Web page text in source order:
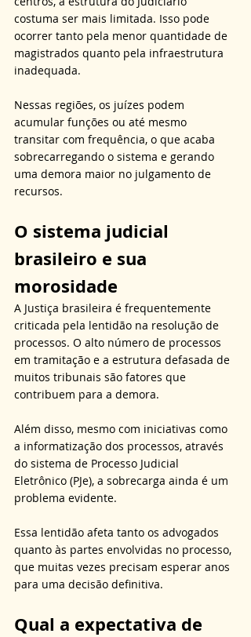
costuma ser mais limitada. Isso pode
ocorrer tanto pela menor quantidade de
magistrados quanto pela infraestrutura
inadequada.
Nessas regiões, os juízes podem
acumular funções ou até mesmo
transitar com frequência, o que acaba
sobrecarregando o sistema e gerando
uma demora maior no julgamento de
recursos.
O sistema judicial
brasileiro e sua
morosidade
A Justiça brasileira é frequentemente
criticada pela lentidão na resolução de
processos. O alto número de processos
em tramitação e a estrutura defasada de
muitos tribunais são fatores que
contribuem para a demora.
Além disso, mesmo com iniciativas como
a informatização dos processos, através
do sistema de Processo Judicial
Eletrônico (PJe), a sobrecarga ainda é um
problema evidente.
Essa lentidão afeta tanto os advogados
quanto às partes envolvidas no processo,
que muitas vezes precisam esperar anos
para uma decisão definitiva.
Qual a expectativa de